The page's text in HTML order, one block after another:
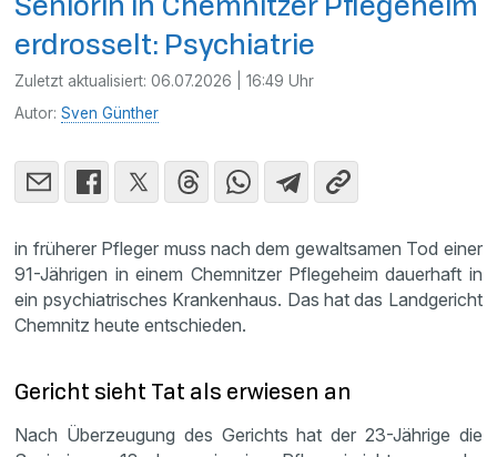
erdrosselt: Psychiatrie
Zuletzt aktualisiert:06.07.2026 | 16:49 Uhr
Autor:Sven Günther
in früherer Pfleger muss nach dem gewaltsamen Tod einer
91-Jährigen in einem Chemnitzer Pflegeheim dauerhaft in
ein psychiatrisches Krankenhaus. Das hat das Landgericht
Chemnitz heute entschieden.
Gericht sieht Tat als erwiesen an
Nach Überzeugung des Gerichts hat der 23-Jährige die